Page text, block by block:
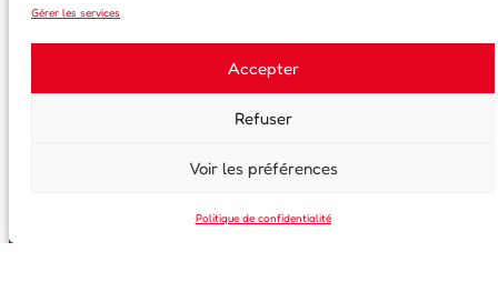
Gérer les services
Accepter
Refuser
Voir les préférences
Politique de confidentialité